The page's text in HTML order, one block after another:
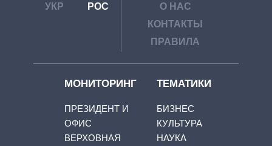
УКР РОС
О НАС
КОНТАКТЫ
ПРАВИЛА
МОНИТОРИНГ
ПРЕЗИДЕНТ И
ОФИС
ВЕРХОВНАЯ
ТЕМАТИКИ
БИЗНЕС
КУЛЬТУРА
НАУКА